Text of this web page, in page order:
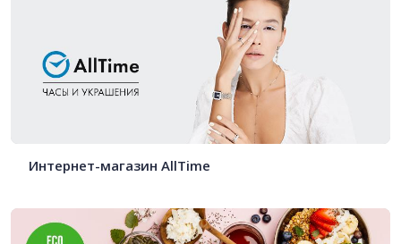
Интернет-магазин AllTime